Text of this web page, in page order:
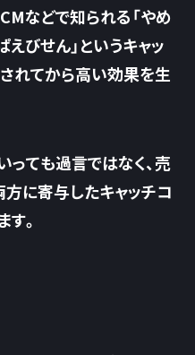
などで知られる「やめ
えびせん」というキャッ
れてから高い効果を生
ても過言ではなく、売
に寄与したキャッチコ
。